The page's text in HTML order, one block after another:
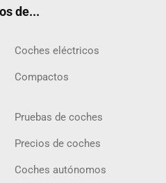
de...
Coches eléctricos
Compactos
Pruebas de coches
Precios de coches
Coches autónomos